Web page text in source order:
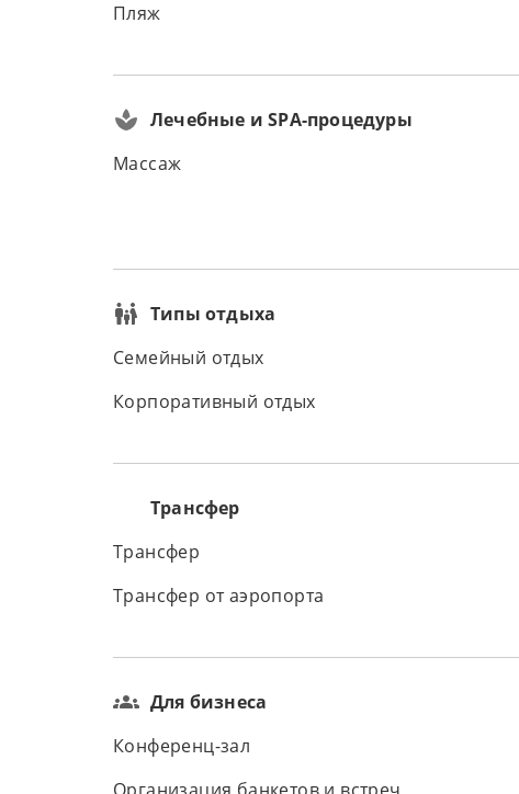
Пляж
Лечебные и SPA-процедуры
Массаж
Типы отдыха
Семейный отдых
Корпоративный отдых
Трансфер
Трансфер
Трансфер от аэропорта
Для бизнеса
Конференц-зал